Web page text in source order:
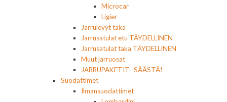
Microcar
Ligier
Jarrulevyt taka
Jarrusatulat etu TÄYDELLINEN
Jarrusatulat taka TÄYDELLINEN
Muut jarruosat
JARRUPAKETIT -SÄÄSTÄ!
Suodattimet
Ilmansuodattimet